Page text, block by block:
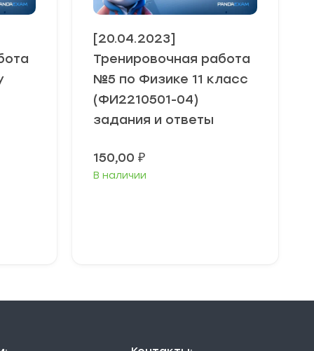
[20.04.2023]
Тренировочная работа
№5 по Физике 11 класс
(ФИ2210501-04)
задания и ответы
150,00 ₽
В наличии